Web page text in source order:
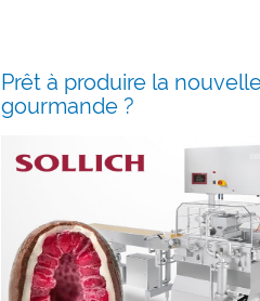
Prêt à produire la
gourmande ?